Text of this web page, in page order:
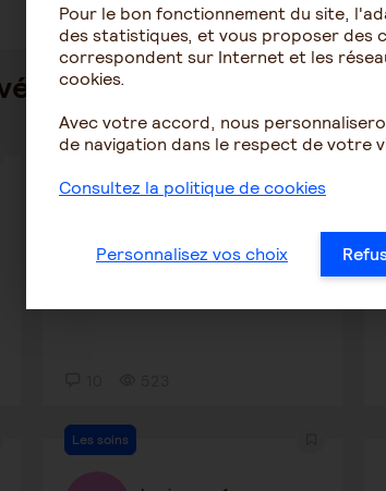
La vie en établissement spécialisé
Les soins
Pour le bon fonctionnement du site,
des statistiques, et vous proposer des
correspondent sur Internet et les
cookies.
Avec votre accord, nous
de navigation dans le respect de votre
Consultez la politique de cookies
Personnalisez vos choix